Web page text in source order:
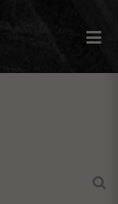
